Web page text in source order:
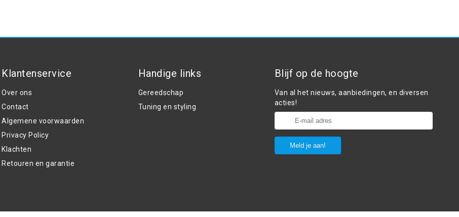
Klantenservice
Over ons
Contact
Algemene voorwaarden
Privacy Policy
Klachten
Retouren en garantie
Handige links
Gereedschap
Tuning en styling
Blijf op de hoogte
Van al het nieuws, aanbiedingen, en diversen
acties!